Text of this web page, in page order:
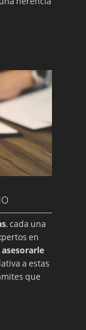
, cada una
en
asesorarle
a estas
que